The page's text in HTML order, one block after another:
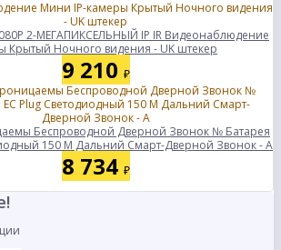
2-МЕГАПИКСЕЛЬНЫЙ IP IR Видеонаблюдение
Крытый Ночного видения - UK штекер
9 210 ₽
Беспроводной Дверной Звонок № Батарея
150 М Дальний Смарт-Дверной Звонок - А
8 734 ₽